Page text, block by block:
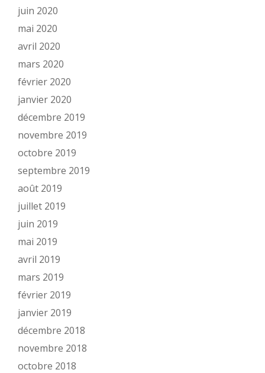
juin 2020
mai 2020
avril 2020
mars 2020
février 2020
janvier 2020
décembre 2019
novembre 2019
octobre 2019
septembre 2019
août 2019
juillet 2019
juin 2019
mai 2019
avril 2019
mars 2019
février 2019
janvier 2019
décembre 2018
novembre 2018
octobre 2018